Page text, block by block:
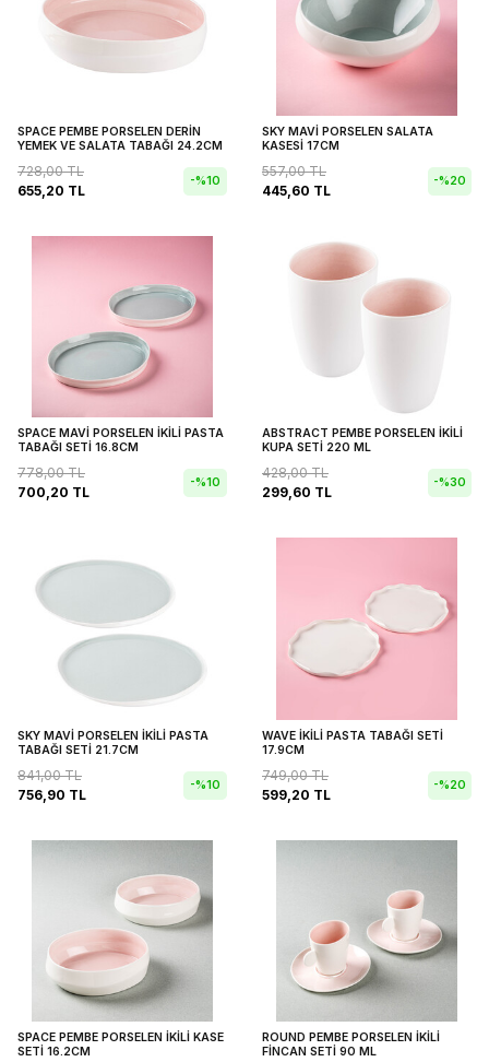
SPACE PEMBE PORSELEN DERİN
YEMEK VE SALATA TABAĞI 24.2CM
728,00TL
655,20 TL
-%10
SKY MAVİ PORSELEN SALATA
KASESİ 17CM
557,00TL
445,60 TL
-%20
SPACE MAVİ PORSELEN İKİLİ PASTA
TABAĞI SETİ 16.8CM
778,00TL
700,20 TL
-%10
ABSTRACT PEMBE PORSELEN İKİLİ
KUPA SETİ 220 ML
428,00TL
299,60 TL
-%30
SKY MAVİ PORSELEN İKİLİ PASTA
TABAĞI SETİ 21.7CM
841,00TL
756,90 TL
-%10
WAVE İKİLİ PASTA TABAĞI SETİ
17.9CM
749,00TL
599,20 TL
-%20
SPACE PEMBE PORSELEN İKİLİ KASE
SETİ 16.2CM
ROUND PEMBE PORSELEN İKİLİ
FİNCAN SETİ 90 ML